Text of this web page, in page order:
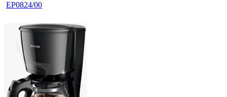
EP0824/00